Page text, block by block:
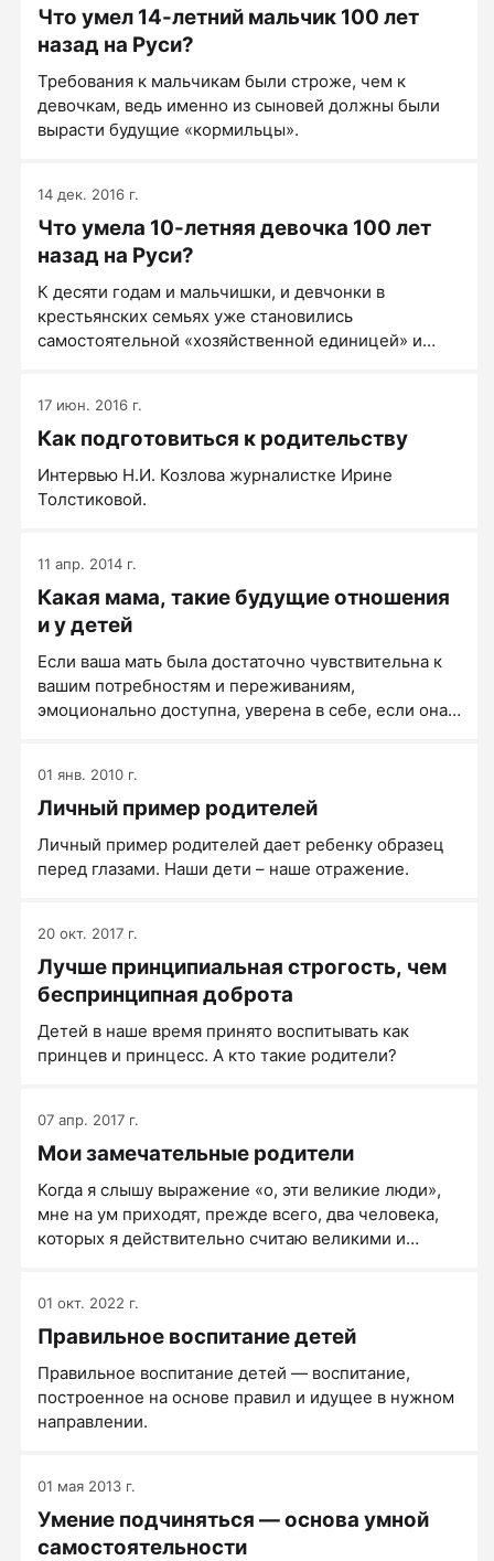
Что умел 14-летний мальчик 100 лет
назад на Руси?
Требования к мальчикам были строже, чем к
девочкам, ведь именно из сыновей должны были
вырасти будущие «кормильцы».
14 дек. 2016 г.
Что умела 10-летняя девочка 100 лет
назад на Руси?
К десяти годам и мальчишки, и девчонки в
крестьянских семьях уже становились
самостоятельной «хозяйственной единицей» и
17 июн. 2016 г.
Как подготовиться к родительству
Интервью Н.И. Козлова журналистке Ирине
Толстиковой.
11 апр. 2014 г.
Какая мама, такие будущие отношения
и у детей
Если ваша мать была достаточно чувствительна к
вашим потребностям и переживаниям,
эмоционально доступна, уверена в себе, если она
собой и миром построены на доверии, то в детстве
вы, наверняка, ощущали надежный тыл за своей
ощущение базового доверия миру. Вы научились
верить в свои силы, удовлетворять свою
безопасно для себя, значит, вы способны к
потери, грусти, и способны быстро
восстанавливаться.
01 янв. 2010 г.
Личный пример родителей
Личный пример родителей дает ребенку образец
перед глазами. Наши дети – наше отражение.
20 окт. 2017 г.
Лучше принципиальная строгость, чем
беспринципная доброта
Детей в наше время принято воспитывать как
принцев и принцесс. А кто такие родители?
07 апр. 2017 г.
Мои замечательные родители
Когда я слышу выражение «о, эти великие люди»,
мне на ум приходят, прежде всего, два человека,
которых я действительно считаю великими и
заботливых, два самых требовательных и
справедливых, два самых мудрых и знающих - два
этот прекрасный мир. Возможно, вы догадались, о
ком эти слова? Эти великие и замечательные люди,
которые навсегда будут моим примером достойной
01 окт. 2022 г.
Правильное воспитание детей
Правильное воспитание детей — воспитание,
построенное на основе правил и идущее в нужном
направлении.
01 мая 2013 г.
Умение подчиняться — основа умной
самостоятельности